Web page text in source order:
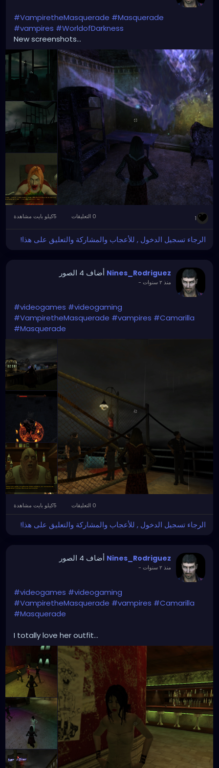
#VampiretheMasquerade #Masquerade
#vampires #WorldofDarkness
New screenshots...
1
الرجاء تسجيل الدخول , للأعجاب والمشاركة والتعليق على هذا!
Nines_Rodriguez أضاف 4 الصور
منذ ٢ سنوات -
#videogames #videogaming
#VampiretheMasquerade #vampires #Camarilla
#Masquerade
الرجاء تسجيل الدخول , للأعجاب والمشاركة والتعليق على هذا!
Nines_Rodriguez أضاف 4 الصور
منذ ٢ سنوات -
#videogames #videogaming
#VampiretheMasquerade #vampires #Camarilla
#Masquerade
I totally love her outfit...